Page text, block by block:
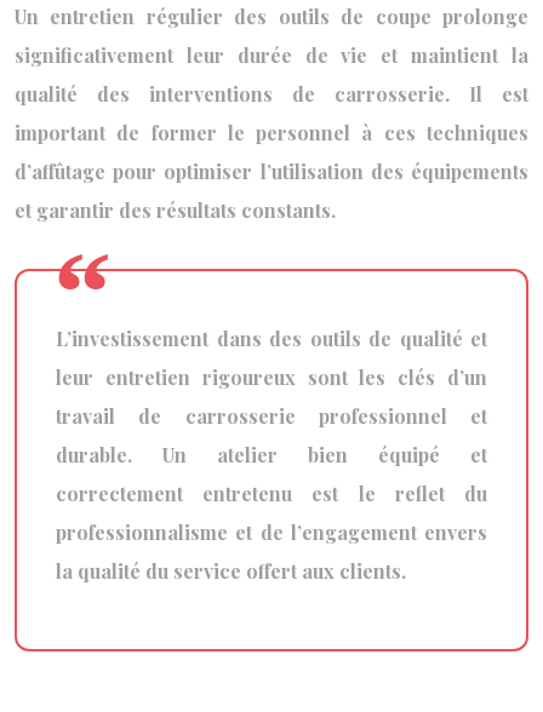
Un entretien régulier des outils de coupe prolonge
significativement leur durée de vie et maintient la
qualité des interventions de carrosserie. Il est
important de former le personnel à ces techniques
d’affûtage pour optimiser l’utilisation des équipements
et garantir des résultats constants.
L’investissement dans des outils de qualité et
leur entretien rigoureux sont les clés d’un
travail de carrosserie professionnel et
durable. Un atelier bien équipé et
correctement entretenu est le reflet du
professionnalisme et de l’engagement envers
la qualité du service offert aux clients.